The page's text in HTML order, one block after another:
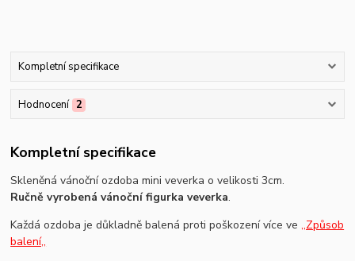
Kompletní specifikace
Hodnocení 2
Kompletní specifikace
Skleněná vánoční ozdoba mini veverka o velikosti 3cm.
Ručně vyrobená vánoční figurka veverka.
Každá ozdoba je důkladně balená proti poškození více ve,,Způsob
balení,,